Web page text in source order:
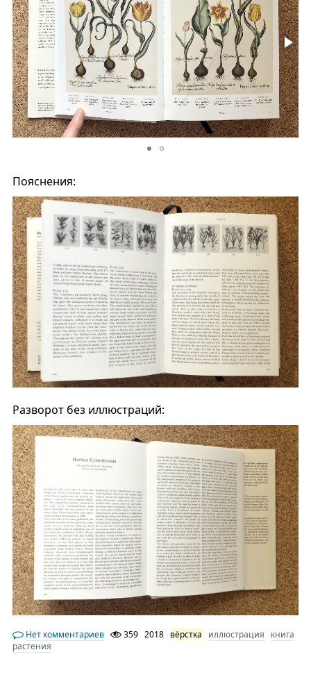
Пояснения:
Разворот без иллюстраций:
Нет комментариев 359 2018 вёрстка иллюстрация
книга
растения